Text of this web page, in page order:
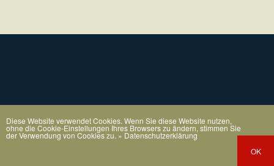
Diese Website verwendet Cookies. Wenn Sie diese Website nutzen,
ohne die Cookie-Einstellungen Ihres Browsers zu ändern, stimmen Sie
der Verwendung von Cookies zu. » Datenschutzerklärung
OK